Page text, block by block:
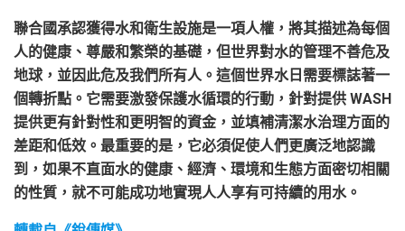
聯合國承認獲得水和衛生設施是一項人權，將其描述為每個
人的健康、尊嚴和繁榮的基礎，但世界對水的管理不善危及
地球，並因此危及我們所有人。這個世界水日需要標誌著一
個轉折點。它需要激發保護水循環的行動，針對提供 WASH
提供更有針對性和更明智的資金，並填補清潔水治理方面的
差距和低效。最重要的是，它必須促使人們更廣泛地認識
到，如果不直面水的健康、經濟、環境和生態方面密切相關
的性質，就不可能成功地實現人人享有可持續的用水。